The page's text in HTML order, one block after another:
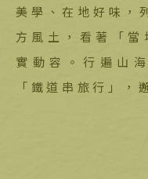
美學、在地好味，
方風土，看著「當
實動容。行遍山
「鐵道串旅行」，